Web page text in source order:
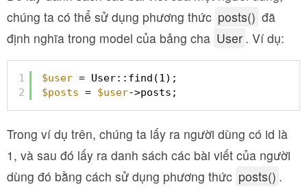
chúng ta có thể sử dụng phương thức posts() đã
định nghĩa trong model của bảng cha User . Ví dụ:
1
2
$user = User::find(1);
$posts = $user->posts;
Trong ví dụ trên, chúng ta lấy ra người dùng có id là
1, và sau đó lấy ra danh sách các bài viết của người
dùng đó bằng cách sử dụng phương thức posts() .